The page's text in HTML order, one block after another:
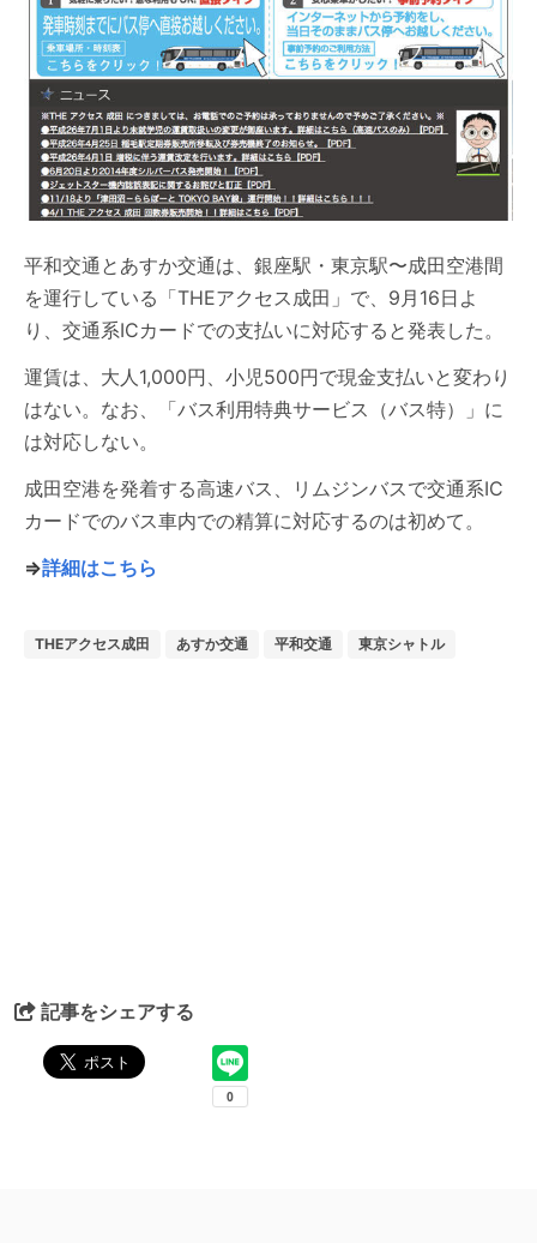
平和交通とあすか交通は、銀座駅・東京駅〜成田空港間
を運行している「THEアクセス成田」で、9月16日よ
り、交通系ICカードでの支払いに対応すると発表した。
運賃は、大人1,000円、小児500円で現金支払いと変わり
はない。なお、「バス利用特典サービス（バス特）」に
は対応しない。
成田空港を発着する高速バス、リムジンバスで交通系IC
カードでのバス車内での精算に対応するのは初めて。
⇒詳細はこちら
THEアクセス成田 あすか交通 平和交通 東京シャトル
記事をシェアする